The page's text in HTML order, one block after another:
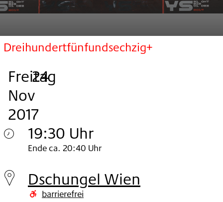
Dreihundertfünfundsechzig+
Freitag
, 24
.
Nov
2017
.
19:30 Uhr
Freitag
24.
Nov
Ende ca. 20:40 Uhr
Dschungel Wien
barrierefrei